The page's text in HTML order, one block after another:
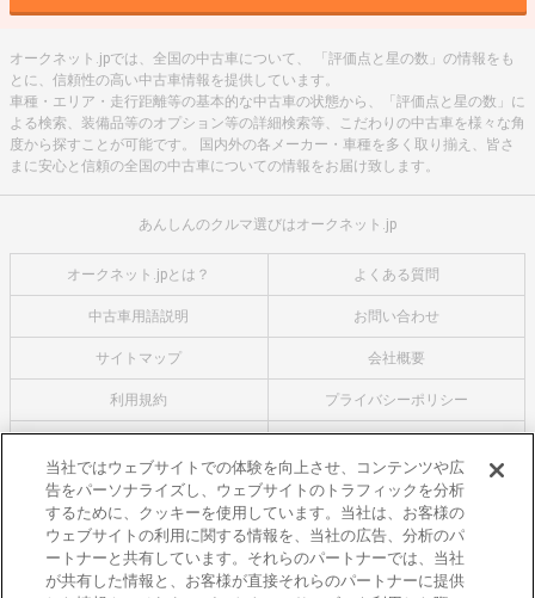
オークネット.jpでは、全国の中古車について、 「評価点と星の数」の情報をも
とに、信頼性の高い中古車情報を提供しています。
車種・エリア・走行距離等の基本的な中古車の状態から、「評価点と星の数」に
よる検索、装備品等のオプション等の詳細検索等、こだわりの中古車を様々な角
度から探すことが可能です。 国内外の各メーカー・車種を多く取り揃え、皆さ
まに安心と信頼の全国の中古車についての情報をお届け致します。
あんしんのクルマ選びはオークネット.jp
オークネット.jpとは？ よくある質問
中古車用語説明 お問い合わせ
サイトマップ 会社概要
利用規約 プライバシーポリシー
オークネットのその他のサービス
バイク関連サービス
中古バイクを探すならバイクの窓口
レンタルバイクに乗るならモトオークレンタルバイク
当社ではウェブサイトでの体験を向上させ、コンテンツや広
告をパーソナライズし、ウェブサイトのトラフィックを分析
するために、クッキーを使用しています。当社は、お客様の
ウェブサイトの利用に関する情報を、当社の広告、分析のパ
ートナーと共有しています。それらのパートナーでは、当社
が共有した情報と、お客様が直接それらのパートナーに提供